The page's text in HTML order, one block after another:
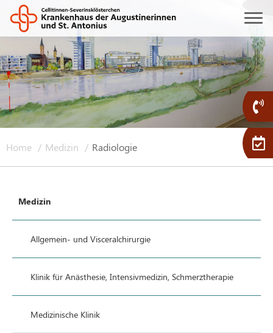
Home Medizin Radiologie
Medizin
Allgemein- und Visceralchirurgie
Klinik für Anästhesie, Intensivmedizin, Schmerztherapie
Medizinische Klinik